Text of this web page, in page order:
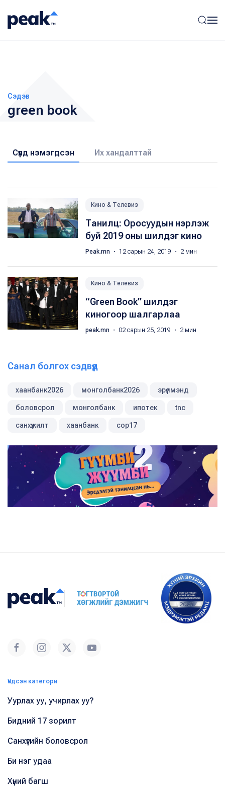
Сэдэв
green book
Сүүлд нэмэгдсэн Их хандалттай
Кино & Телевиз
Танилц: Оросуудын нэрлэж
буй 2019 оны шилдэг кино
Peak.mn ・ 12 сарын 24, 2019 ・ 2 мин
Кино & Телевиз
“Green Book” шилдэг
киногоор шалгарлаа
peak.mn ・ 02 сарын 25, 2019 ・ 2 мин
Санал болгох сэдвүүд
хаанбанк2026 монголбанк2026 эрүүлмэнд
боловсрол монголбанк ипотек tnc
санхүүжилт хаанбанк cop17
Үндсэн категори
Уурлах уу, учирлах уу?
Бидний 17 зорилт
Санхүүгийн боловсрол
Би нэг удаа
Хүний багш